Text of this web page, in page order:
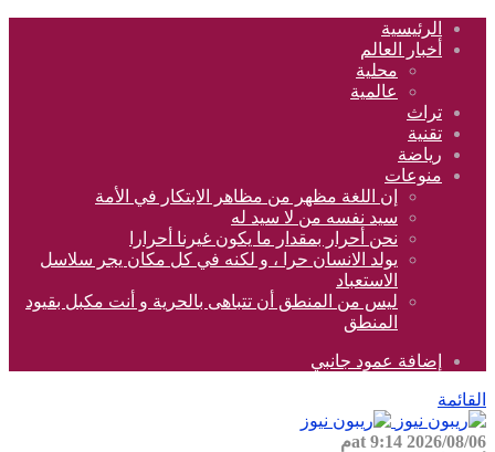
الرئيسية
أخبار العالم
محلية
عالمية
تراث
تقنية
رياضة
منوعات
إن اللغة مظهر من مظاهر الابتكار في الأمة
سيد نفسه من لا سيد له
نحن أحرار بمقدار ما يكون غيرنا أحرارا
يولد الانسان حرا ، و لكنه في كل مكان يجر سلاسل
الاستعباد
ليس من المنطق أن تتباهى بالحرية و أنت مكبل بقيود
المنطق
إضافة عمود جانبي
القائمة
2026/08/06 at 9:14م